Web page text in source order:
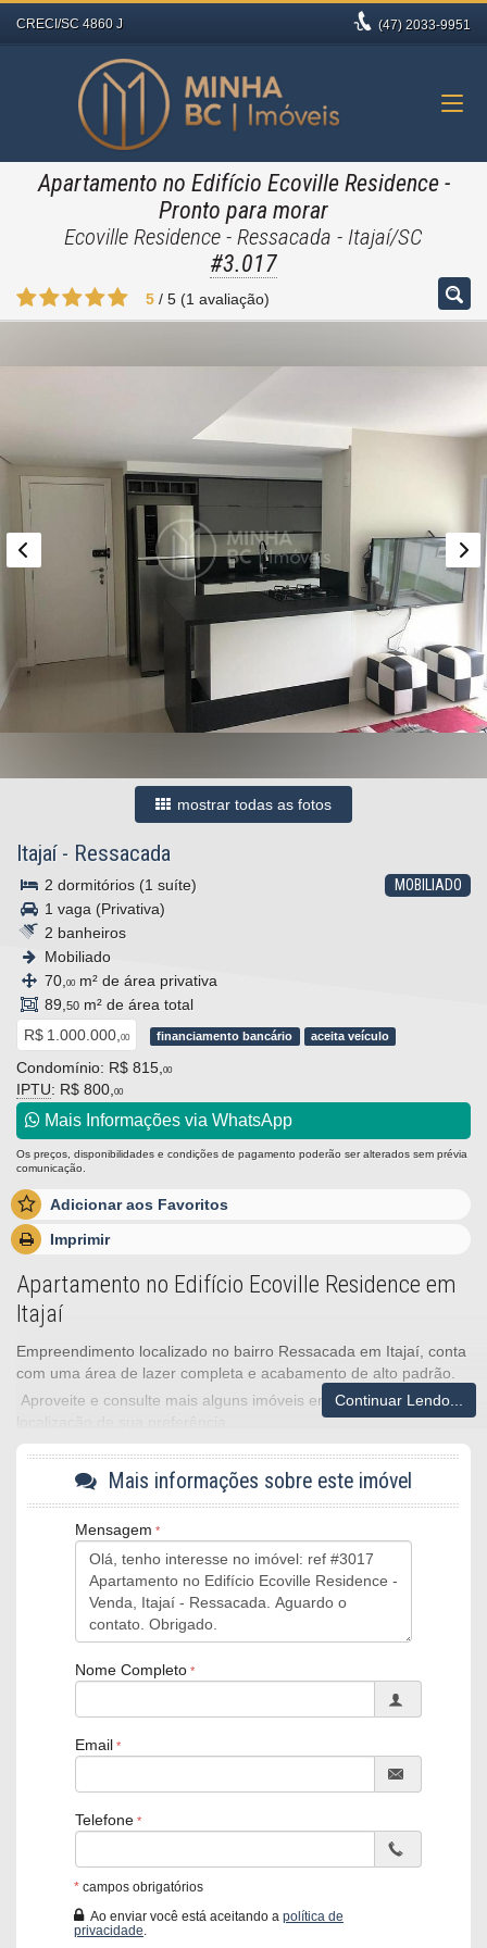
CRECI/SC 4860 J (47) 2033-9951
Apartamento no Edifício Ecoville Residence-
Pronto para morar
Ecoville Residence - Ressacada - Itajaí/SC
#3.017
5 / 5 (1 avaliação)
mostrar todas as fotos
Itajaí- Ressacada
MOBILIADO
2 dormitórios (1 suíte)
1 vaga (Privativa)
2 banheiros
Mobiliado
70, 00 m² de área privativa
89, 50 m² de área total
R$ 1.000.000, 00 financiamento bancário aceita veículo
Condomínio: R$ 815, 00
IPTU: R$ 800, 00
Mais Informações via WhatsApp
Os preços, disponibilidades e condições de pagamento poderão ser alterados sem prévia
comunicação.
Adicionar aos Favoritos
Imprimir
Apartamento no Edifício Ecoville Residence em
Itajaí
Empreendimento localizado no bairro Ressacada em Itajaí, conta
com uma área de lazer completa e acabamento de alto padrão.
Aproveite e consulte mais alguns imóveis em nossa pauta na
Imóveis localizados no Centro
Imóveis localizados no Pioneiros
Os valores dos imóveis estão sujeitos a alteração sem aviso
Ecoville Residence:
01Suíte + 01 Demi
Banheiro social
Mobiliado
Área de serviço
01 Vaga de garagem privtiva
Ar Condicionado
Área de Serviço
Sala de Estar
Sala de Jantar
Cozinha
Banheiro Social
Continuar Lendo...
Mais informações sobre este imóvel
Mensagem
Nome Completo
Email
Telefone
* campos obrigatórios
Ao enviar você está aceitando a política de
privacidade